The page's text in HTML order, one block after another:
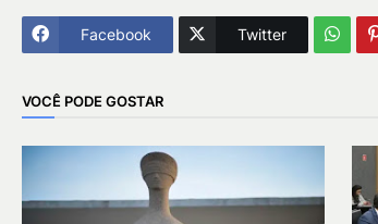
Facebook Twitter
VOCÊ PODE GOSTAR